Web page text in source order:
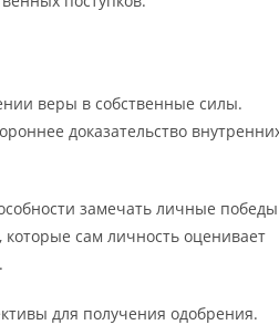
веры в собственные силы.
доказательство
замечать личные победы
сам личность оценивает
для получения одобрения.